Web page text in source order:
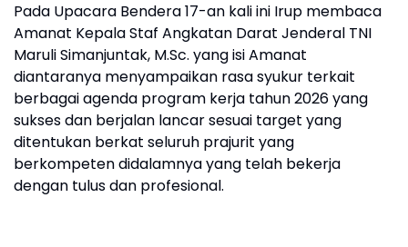
Pada Upacara Bendera 17-an kali ini Irup membaca
Amanat Kepala Staf Angkatan Darat Jenderal TNI
Maruli Simanjuntak, M.Sc. yang isi Amanat
diantaranya menyampaikan rasa syukur terkait
berbagai agenda program kerja tahun 2026 yang
sukses dan berjalan lancar sesuai target yang
ditentukan berkat seluruh prajurit yang
berkompeten didalamnya yang telah bekerja
dengan tulus dan profesional.